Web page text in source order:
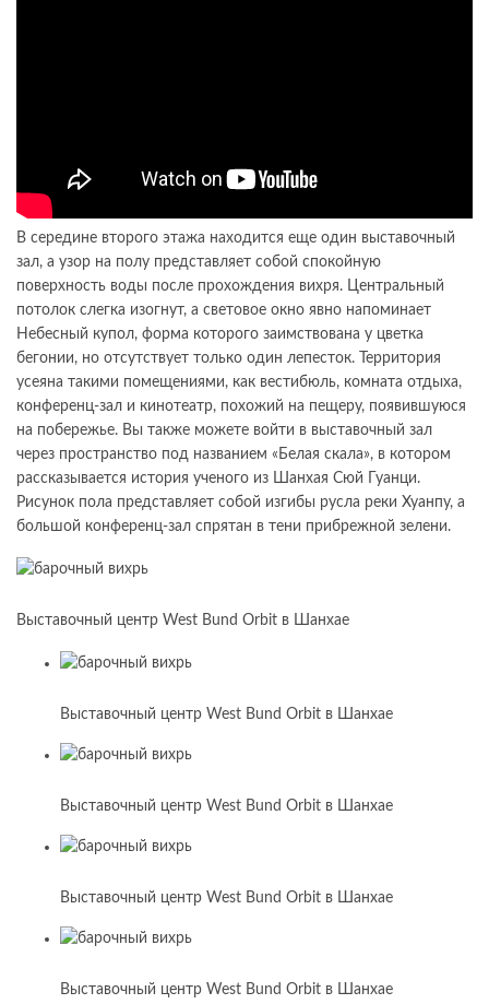
В середине второго этажа находится еще один выставочный
зал, а узор на полу представляет собой спокойную
поверхность воды после прохождения вихря. Центральный
потолок слегка изогнут, а световое окно явно напоминает
Небесный купол, форма которого заимствована у цветка
бегонии, но отсутствует только один лепесток. Территория
усеяна такими помещениями, как вестибюль, комната отдыха,
конференц-зал и кинотеатр, похожий на пещеру, появившуюся
на побережье. Вы также можете войти в выставочный зал
через пространство под названием «Белая скала», в котором
рассказывается история ученого из Шанхая Сюй Гуанци.
Рисунок пола представляет собой изгибы русла реки Хуанпу, а
большой конференц-зал спрятан в тени прибрежной зелени.
Выставочный центр West Bund Orbit в Шанхае
Выставочный центр West Bund Orbit в Шанхае
Выставочный центр West Bund Orbit в Шанхае
Выставочный центр West Bund Orbit в Шанхае
Выставочный центр West Bund Orbit в Шанхае